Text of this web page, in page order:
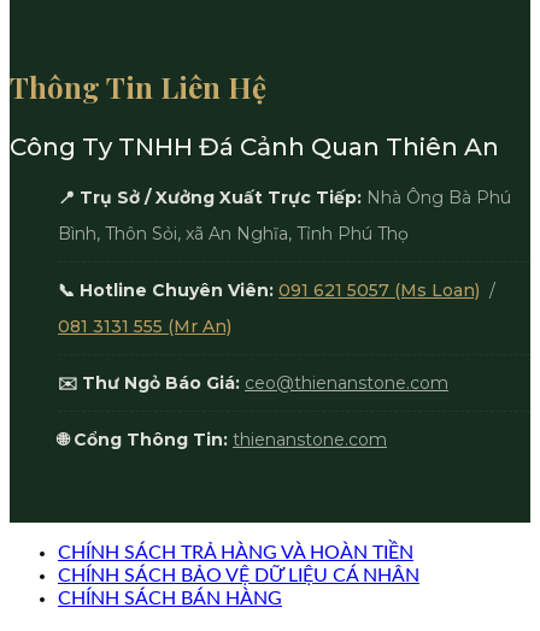
Thông Tin Liên Hệ
Công Ty TNHH Đá Cảnh Quan Thiên An
📍 Trụ Sở / Xưởng Xuất Trực Tiếp: Nhà Ông Bà Phú
Bình, Thôn Sỏi, xã An Nghĩa, Tỉnh Phú Thọ
📞 Hotline Chuyên Viên: 091 621 5057 (Ms Loan) /
081 3131 555 (Mr An)
✉️ Thư Ngỏ Báo Giá: ceo@thienanstone.com
🌐 Cổng Thông Tin: thienanstone.com
CHÍNH SÁCH TRẢ HÀNG VÀ HOÀN TIỀN
CHÍNH SÁCH BẢO VỆ DỮ LIỆU CÁ NHÂN
CHÍNH SÁCH BÁN HÀNG